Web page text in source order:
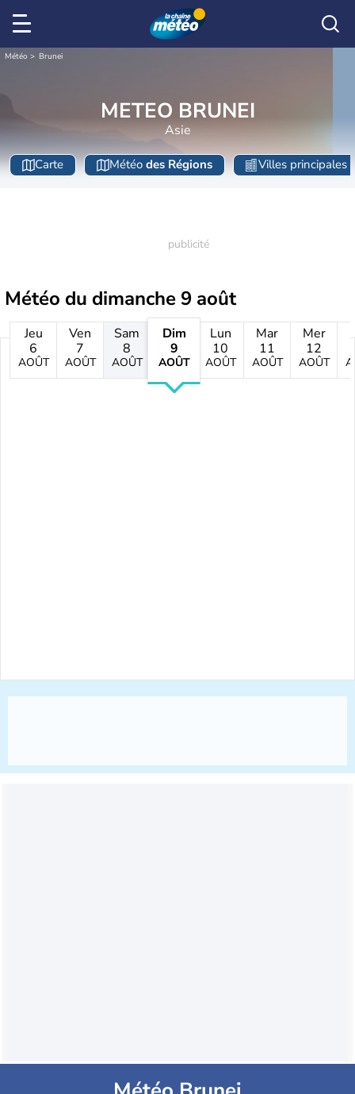
Météo Brunei
METEO BRUNEI
Asie
Carte Météo des Régions Villes principales
Météo du dimanche 9 août
Jeu
6
AOÛT
Ven
7
AOÛT
Sam
8
AOÛT
Dim
9
AOÛT
Lun
10
AOÛT
Mar
11
AOÛT
Mer
12
AOÛT